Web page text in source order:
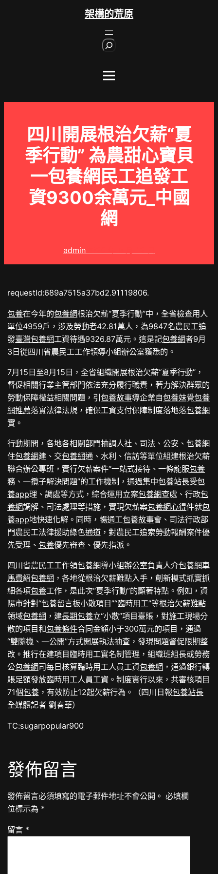
架構的荒原
四川開展根治欠薪“夏
季行動” 為農甜心寶貝
一包養網民工追發工
資9300余萬元_中國
網
admin
requestId:689a7515a37bd2.91119806.
包養在今年的包養網根治欠薪“夏季行動”中，全省檢查用人
單位4959戶，涉及勞動者42.81萬人，為9847名農民工追
發臺灣包養網工資待遇9326.87萬元。這是記包養網者9月
3日從四川省農民工工作領導小組辦公室獲悉的。
7月15日至8月15日，全省組織開展根治欠薪“夏季行動”，
督促相關行業主管部門依法充分履行職責，著力解決群眾的
勞動保障權益相關問題，引包養故事導企業自包養妹覺包養
網推薦落實法律法規，確保工資支付保障制度落地落包養網
實。
行動期間，各地各相關部門抽調人社、司法、公安、包養網
住包養網建、交包養網通、水利、信訪等單位組建根治欠薪
聯合辦公專班，實行欠薪案件“一站式接待、一條龍服包養
務、一攬子解決問題”的工作機制，通過集中包養站長受包
養app理、調處等方式，綜合運用立案包養網查處、行政包
養網調解、司法處理等措施，實現欠薪案包養網心得件就包
養app地快速化解。同時，暢通工包養故事會、司法行政部
門農民工法律援助綠色通道，對農民工追索勞動報酬案件優
先受理、包養優先審查、優先指派。
四川省農民工工作領包養網導小組辦公室負責人介包養網車
馬費紹包養網 ，各地從根治欠薪難點入手，創新模式抓實抓
細各項包養工作，是此次“夏季行動”的顯著特點。例如，資
陽市針對“包養留言板小散項目”“臨時用工”等根治欠薪難點
領域包養網 ，建長期包養立“小散”項目臺賬，對施工現場分
散的項目和包養條件合同金額小于300萬元的項目，通過
“雙隨機、一公開”方式開展執法抽查，發現問題督促限期整
改。推行在建項目臨時用工實名制管理，組織班組長或勞務
公包養網司每日核算臨時用工人員工資包養網 ，通過銀行轉
賬足額發放臨時用工人員工資。制度實行以來，共審核項目
71個包養 ，有效防止12起欠薪行為。（四川日報包養站長
全媒體記者 劉春華）
TC:sugarpopular900
發佈留言
發佈留言必須填寫的電子郵件地址不會公開。 必填欄
位標示為 *
留言 *